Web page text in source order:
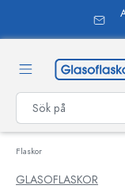
Flaskor
GLASOFLASKOR